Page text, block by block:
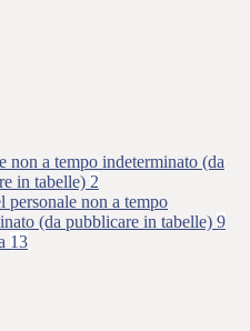
non a tempo indeterminato (da
in tabelle) 2
personale non a tempo
(da pubblicare in tabelle) 9
13